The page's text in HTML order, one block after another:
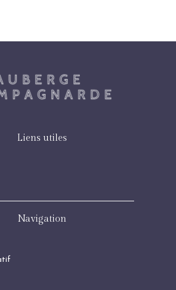
Liens utiles
Navigation